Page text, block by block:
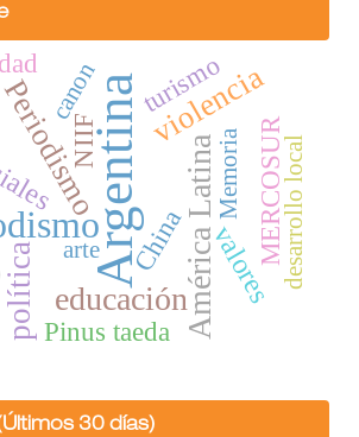
Argentina
educaciónAmérica Latina
política
violencia
valores
China
Pinus taeda
MERCOSUR
turismo
NIIF desarrollo local
canon
Memoria
arte
30 días)